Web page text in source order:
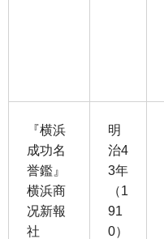
『横浜
成功名
誉鑑』
横浜商
况新報
社
明
治4
3年
（1
91
0）